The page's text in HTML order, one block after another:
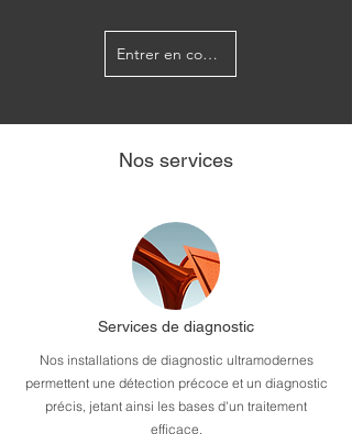
Entrer en contact
Nos services
Services de diagnostic
Nos installations de diagnostic ultramodernes
permettent une détection précoce et un diagnostic
précis, jetant ainsi les bases d'un traitement
efficace.